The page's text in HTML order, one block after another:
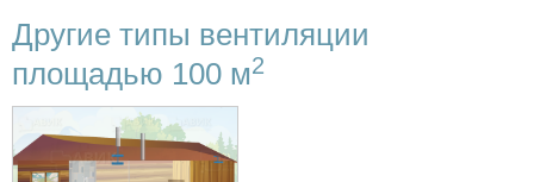
Другие типы вентиляции
площадью 100 м2